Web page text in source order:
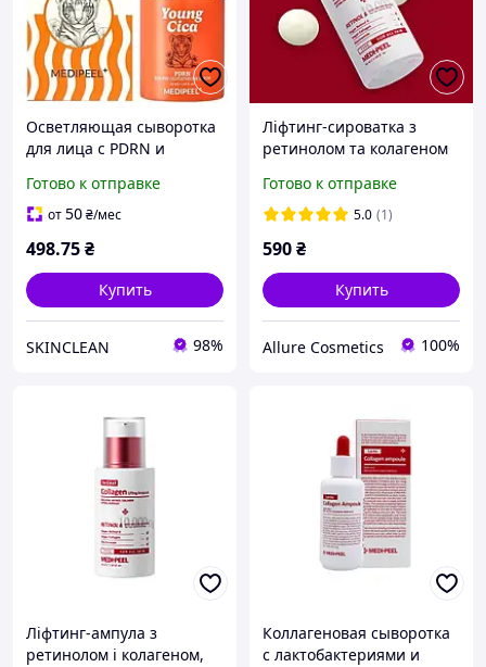
Осветляющая сыворотка
для лица с PDRN и
Young Cica PDRN Exo-pin
Glutathione Serum 50 мл
Готово к отправке
от50₴/мес
498.75₴
Купить
SKINCLEAN 98%
Ліфтинг-сироватка з
ретинолом та колагеном
Lifting Ampoule 50мл
Готово к отправке
5.0 (1)
590₴
Купить
Allure Cosmetics 100%
Ліфтинг-ампула з
ретинолом і колагеном,
Коллагеновая сыворотка
с лактобактериями и